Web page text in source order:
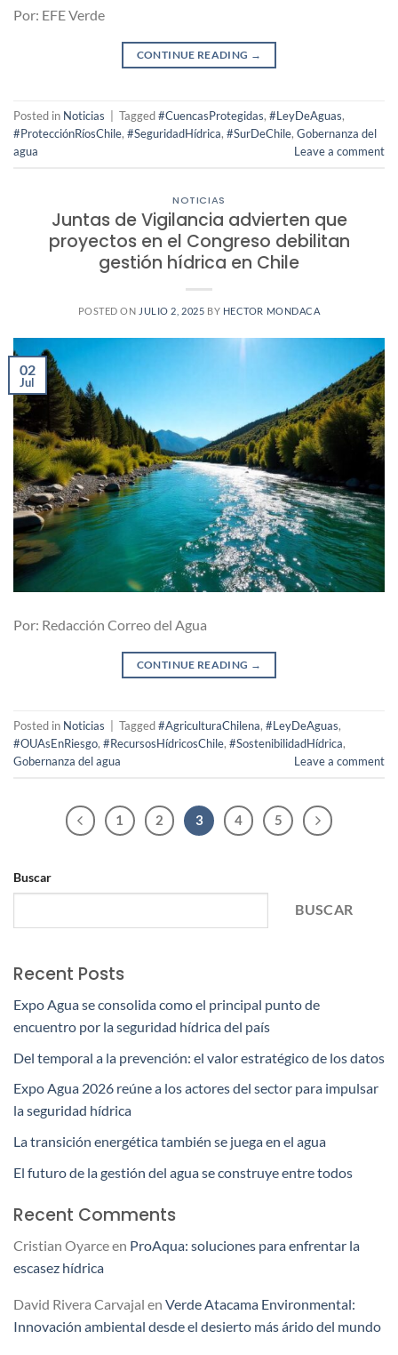
Por: EFE Verde
CONTINUE READING →
Posted in Noticias Tagged#CuencasProtegidas, #LeyDeAguas,
#ProtecciónRíosChile, #SeguridadHídrica, #SurDeChile, Gobernanza del
agua
Leave a comment
NOTICIAS
Juntas de Vigilancia advierten que
proyectos en el Congreso debilitan
gestión hídrica en Chile
POSTED ON JULIO 2, 2025 BY HECTOR MONDACA
02
Jul
Por: Redacción Correo del Agua
CONTINUE READING →
Posted in Noticias Tagged#AgriculturaChilena, #LeyDeAguas,
#OUAsEnRiesgo, #RecursosHídricosChile, #SostenibilidadHídrica,
Gobernanza del agua
Leave a comment
1 2 3 4 5
Buscar
BUSCAR
Recent Posts
Expo Agua se consolida como el principal punto de
encuentro por la seguridad hídrica del país
Del temporal a la prevención: el valor estratégico de los datos
Expo Agua 2026 reúne a los actores del sector para impulsar
la seguridad hídrica
La transición energética también se juega en el agua
El futuro de la gestión del agua se construye entre todos
Recent Comments
Cristian Oyarceen ProAqua: soluciones para enfrentar la
escasez hídrica
David Rivera Carvajal en Verde Atacama Environmental:
Innovación ambiental desde el desierto más árido del mundo